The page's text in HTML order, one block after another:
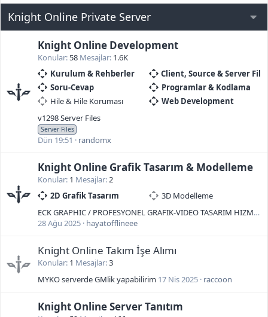
Knight Online Private Server
Knight Online Development
Konular 58 Mesajlar 1.6K
Kurulum & Rehberler
Client, Source & Server
Soru-Cevap
Programlar & Kodlama
Hile & Hile Koruması
Web Development
v1298 Server Files
Server Files
Dün 19:51 randomx
Knight Online Grafik Tasarım & Modelleme
Konular 1 Mesajlar 2
2D Grafik Tasarım
3D Modelleme
ECK GRAPHIC / PROFESYONEL GRAFIK-VIDEO TASARIM HIZMETLERI
28 Ağu 2025 hayatofflineee
Knight Online Takım İşe Alımı
Konular 1 Mesajlar 3
MYKO serverde GMlik yapabilirim 17 Nis 2025 raccoon
Knight Online Server Tanıtım